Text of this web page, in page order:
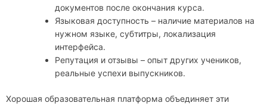
документов после окончания курса.
Языковая доступность – наличие материалов на
нужном языке, субтитры, локализация
интерфейса.
Репутация и отзывы – опыт других учеников,
реальные успехи выпускников.
Хорошая образовательная платформа объединяет эти